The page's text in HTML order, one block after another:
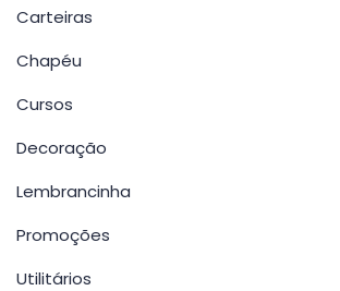
Carteiras
Chapéu
Cursos
Decoração
Lembrancinha
Promoções
Utilitários